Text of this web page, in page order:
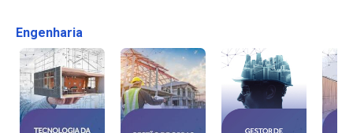
Engenharia